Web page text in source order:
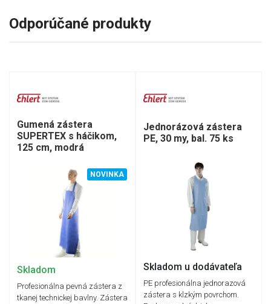
Odporúčané produkty
Gumená zástera
SUPERTEX s háčikom,
125 cm, modrá
NOVINKA
Skladom
Profesionálna pevná zástera z
tkanej technickej bavlny. Zástera
Jednorázová zástera
PE, 30 my, bal. 75 ks
Skladom u dodávateľa
PE profesionálna jednorazová
zástera s klzkým povrchom.